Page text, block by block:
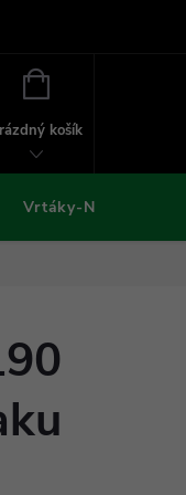
NÁKUPNÍ
košík
Vrtáky-Nástroje